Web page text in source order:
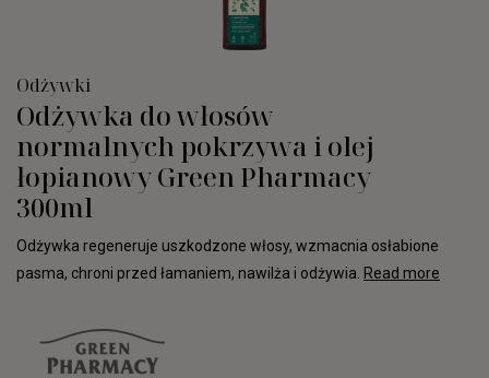
Odżywki
Odżywka do włosów
normalnych pokrzywa i olej
łopianowy Green Pharmacy
300ml
Odżywka regeneruje uszkodzone włosy, wzmacnia osłabione
pasma, chroni przed łamaniem, nawilża i odżywia. Read more